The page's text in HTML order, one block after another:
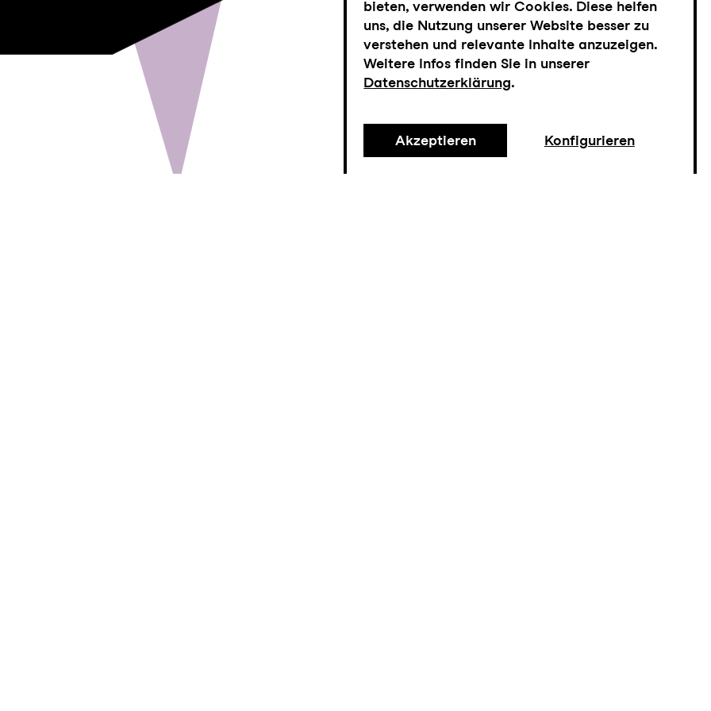
Tickets
bieten, verwenden wir Cookies. Diese helfen
uns, die Nutzung unserer Website besser zu
verstehen und relevante Inhalte anzuzeigen.
Weitere Infos finden Sie in unserer
Datenschutzerklärung.
Akzeptieren Konfigurieren